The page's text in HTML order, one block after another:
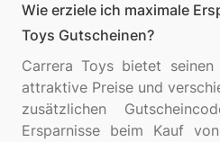
Wie erziele ich maximale
Toys Gutscheinen?
Carrera Toys bietet
attraktive Preise und
zusätzlichen
Ersparnisse beim Kauf